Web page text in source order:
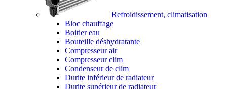
Refroidissement, climatisation
Bloc chauffage
Boitier eau
Bouteille déshydratante
Compresseur air
Compresseur clim
Condenseur de clim
Durite inférieur de radiateur
Durite supérieur de radiateur